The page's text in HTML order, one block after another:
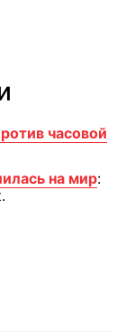
часовой
на мир:
Whatsapp
в Messenger
в LinkedIn
news
Viber
в LinkedIn